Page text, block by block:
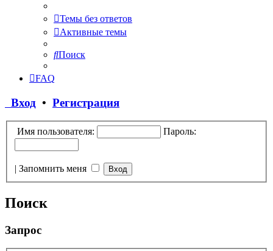
Темы без ответов
Активные темы
Поиск
FAQ
Вход • Регистрация
Имя пользователя: Пароль:
| Запомнить меня
Поиск
Запрос